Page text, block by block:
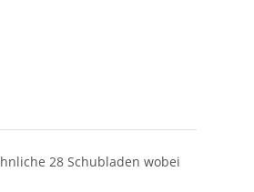
28 Schubladen wobei